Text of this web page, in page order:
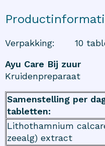
Verpakking:
10
Ayu Care Bij zuur
Kruidenpreparaat
Samenstelling per
tabletten:
Lithothamnium
zeealg) extract